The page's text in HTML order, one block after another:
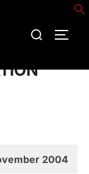
Suchen
2004